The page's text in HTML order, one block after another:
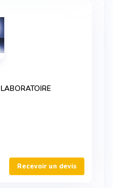
Recevoir un devis